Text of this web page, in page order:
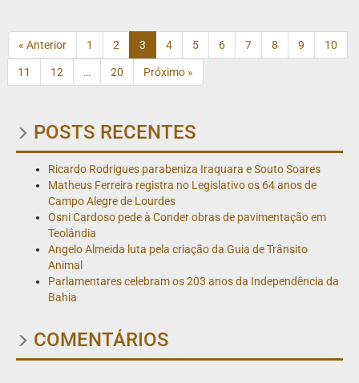
« Anterior 1 2 3 4 5 6 7 8 9 10
11 12 … 20 Próximo »
POSTS RECENTES
Ricardo Rodrigues parabeniza Iraquara e Souto Soares
Matheus Ferreira registra no Legislativo os 64 anos de
Campo Alegre de Lourdes
Osni Cardoso pede à Conder obras de pavimentação em
Teolândia
Angelo Almeida luta pela criação da Guia de Trânsito
Animal
Parlamentares celebram os 203 anos da Independência da
Bahia
COMENTÁRIOS